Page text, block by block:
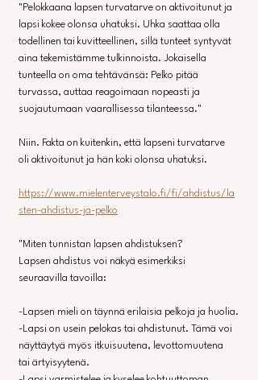
"Pelokkaana lapsen turvatarve on aktivoitunut ja
lapsi kokee olonsa uhatuksi. Uhka saattaa olla
todellinen tai kuvitteellinen, sillä tunteet syntyvät
aina tekemistämme tulkinnoista. Jokaisella
tunteella on oma tehtävänsä: Pelko pitää
turvassa, auttaa reagoimaan nopeasti ja
suojautumaan vaarallisessa tilanteessa."
Niin. Fakta on kuitenkin, että lapseni turvatarve
oli aktivoitunut ja hän koki olonsa uhatuksi.
https://www.mielenterveystalo.fi/fi/ahdistus/la
sten-ahdistus-ja-pelko
"Miten tunnistan lapsen ahdistuksen?
Lapsen ahdistus voi näkyä esimerkiksi
seuraavilla tavoilla:
-Lapsen mieli on täynnä erilaisia pelkoja ja huolia.
-Lapsi on usein pelokas tai ahdistunut. Tämä voi
näyttäytyä myös itkuisuutena, levottomuutena
tai ärtyisyytenä.